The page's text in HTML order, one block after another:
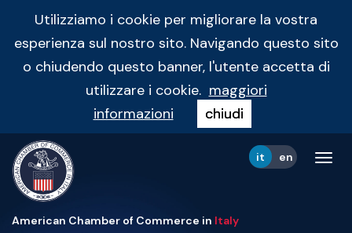
Utilizziamo i cookie per migliorare la vostra
esperienza sul nostro sito. Navigando questo sito
o chiudendo questo banner, l'utente accetta di
utilizzare i cookie. maggiori
informazioni
chiudi
it en
American Chamber of Commerce in Italy